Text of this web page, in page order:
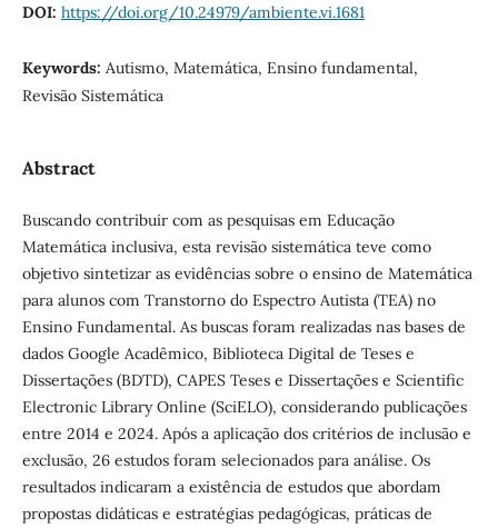
DOI: https://doi.org/10.24979/ambiente.vi.1681
Keywords: Autismo, Matemática, Ensino fundamental,
Revisão Sistemática
Abstract
Buscando contribuir com as pesquisas em Educação
Matemática inclusiva, esta revisão sistemática teve como
objetivo sintetizar as evidências sobre o ensino de Matemática
para alunos com Transtorno do Espectro Autista (TEA) no
Ensino Fundamental. As buscas foram realizadas nas bases de
dados Google Acadêmico, Biblioteca Digital de Teses e
Dissertações (BDTD), CAPES Teses e Dissertações e Scientific
Electronic Library Online (SciELO), considerando publicações
entre 2014 e 2024. Após a aplicação dos critérios de inclusão e
exclusão, 26 estudos foram selecionados para análise. Os
resultados indicaram a existência de estudos que abordam
propostas didáticas e estratégias pedagógicas, práticas de